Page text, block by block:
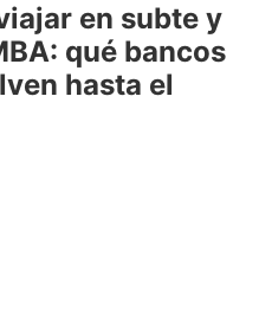
en subte y
qué bancos
hasta el